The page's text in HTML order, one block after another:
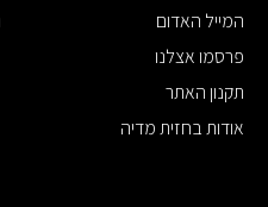
המייל האדום
פרסמו אצלנו
תקנון האתר
אודות בחזית מדיה